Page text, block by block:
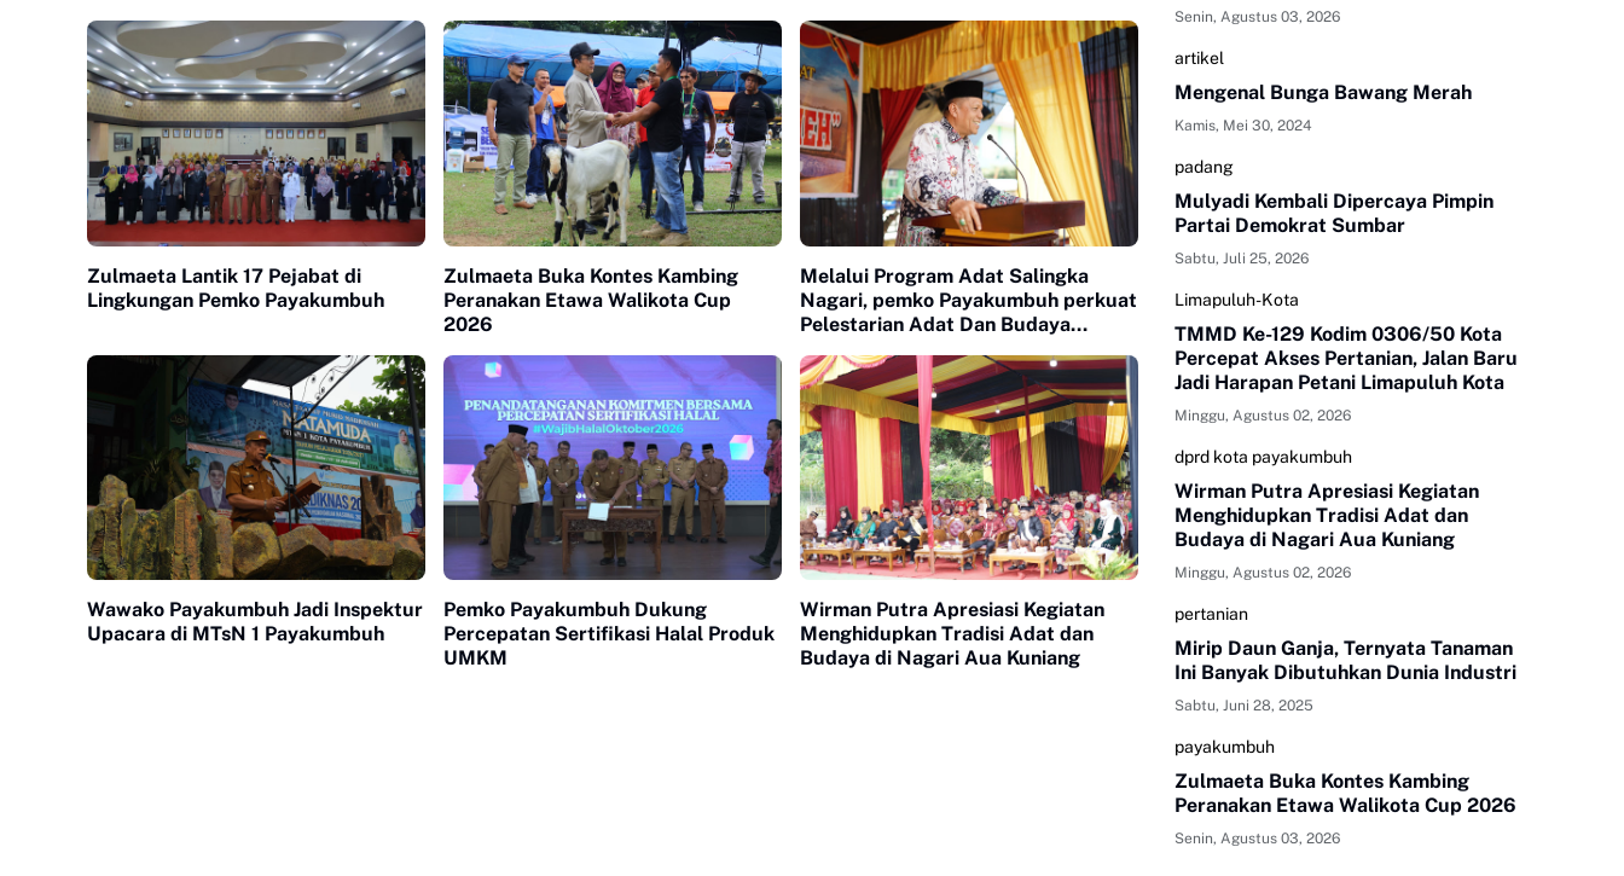
Zulmaeta Lantik 17 Pejabat di
Lingkungan Pemko Payakumbuh
Zulmaeta Buka Kontes Kambing
Peranakan Etawa Walikota Cup
2026
Melalui Program Adat Salingka
Nagari, pemko Payakumbuh perkuat
Pelestarian Adat Dan Budaya
Wawako Payakumbuh Jadi Inspektur
Upacara di MTsN 1 Payakumbuh
Pemko Payakumbuh Dukung
Percepatan Sertifikasi Halal Produk
UMKM
Wirman Putra Apresiasi Kegiatan
Menghidupkan Tradisi Adat dan
Budaya di Nagari Aua Kuniang
Senin, Agustus 03, 2026
artikel
Mengenal Bunga Bawang Merah
Kamis, Mei 30, 2024
padang
Mulyadi Kembali Dipercaya Pimpin
Partai Demokrat Sumbar
Sabtu, Juli 25, 2026
Limapuluh-Kota
TMMD Ke-129 Kodim 0306/50 Kota
Percepat Akses Pertanian, Jalan Baru
Jadi Harapan Petani Limapuluh Kota
Minggu, Agustus 02, 2026
dprd kota payakumbuh
Wirman Putra Apresiasi Kegiatan
Menghidupkan Tradisi Adat dan
Budaya di Nagari Aua Kuniang
Minggu, Agustus 02, 2026
pertanian
Mirip Daun Ganja, Ternyata Tanaman
Ini Banyak Dibutuhkan Dunia Industri
Sabtu, Juni 28, 2025
payakumbuh
Zulmaeta Buka Kontes Kambing
Peranakan Etawa Walikota Cup 2026
Senin, Agustus 03, 2026